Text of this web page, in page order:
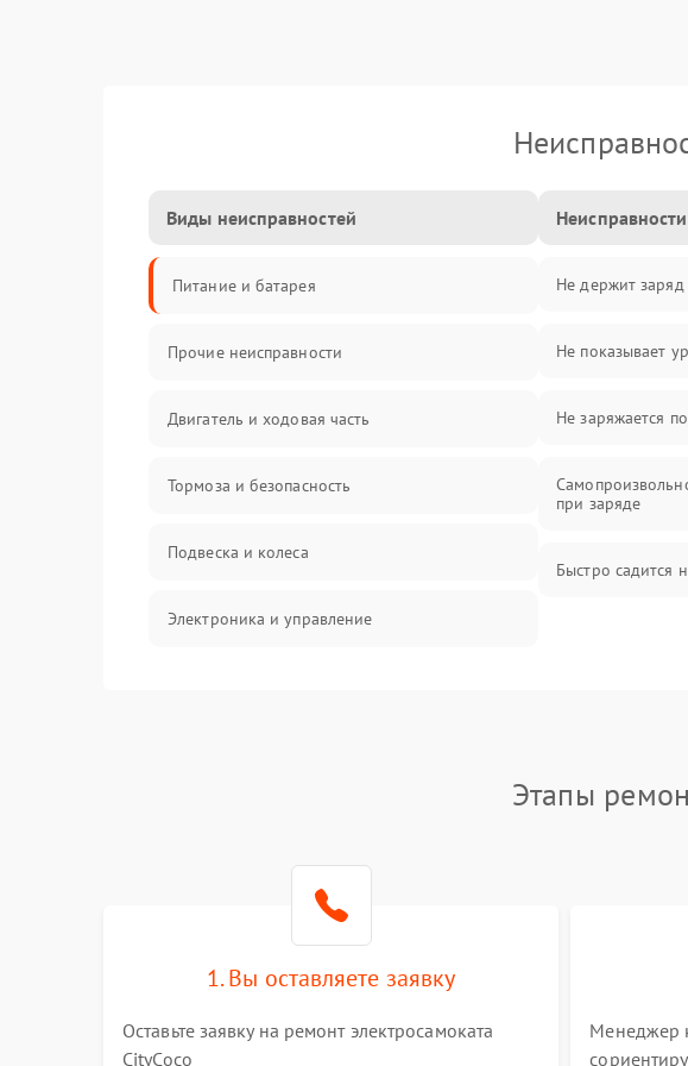
Виды неисправностей
Питание и батарея
Прочие неисправности
Двигатель и ходовая часть
Тормоза и безопасность
Подвеска и колеса
Электроника и управление
Механические повреждения
Неисправности
Не держит заряд
Не показывает
Не заряжается
при заряде
Быстро садится
Этапы
1. Вы оставляете заявку
Оставьте заявку на ремонт электросамоката
CityCoco
Менеджер